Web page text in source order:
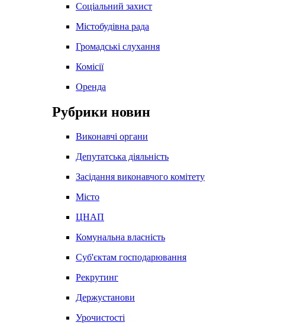
Соціальний захист
Містобудівна рада
Громадські слухання
Комісії
Оренда
Рубрики новин
Виконавчі органи
Депутатська діяльність
Засідання виконавчого комітету
Місто
ЦНАП
Комунальна власність
Суб'єктам господарювання
Рекрутинг
Держустанови
Урочистості